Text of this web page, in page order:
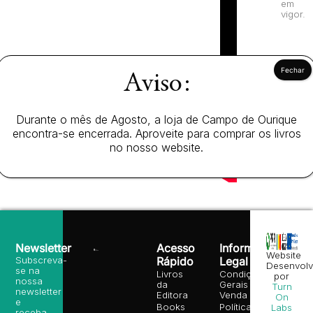
em
vigor.
Acesso
Rápido
Livros
da
Editora
Books
Informação
Legal
Condições
Gerais de
Venda
Política de
Newsletter
Subscreva-
se na
nossa
newsletter
e
Website
por
Turn
On
Labs
Aviso:
Durante o mês de Agosto, a loja de Campo de Ourique
encontra-se encerrada. Aproveite para comprar os livros
no nosso website.